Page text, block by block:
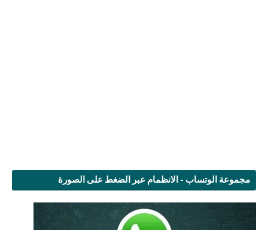
مجموعة الوتساب - الانظمام عبر الضغط على الصورة